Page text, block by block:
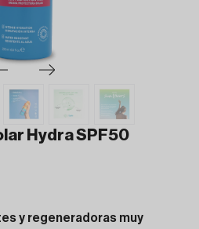
Hydra SPF50
y regeneradoras muy